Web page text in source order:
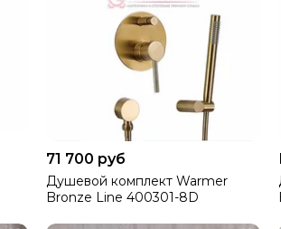
71 700 руб
Душевой комплект Warmer
Bronze Line 400301-8D